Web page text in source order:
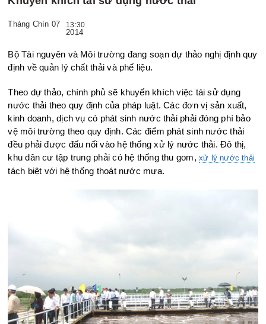
Tháng Chín 07 13:30
2014
Bộ Tài nguyên và Môi trường đang soạn dự thảo nghị định quy
định về quản lý chất thải và phế liệu.
Theo dự thảo, chính phủ sẽ khuyến khích việc tái sử dụng
nước thải theo quy định của pháp luật. Các đơn vị sản xuất,
kinh doanh, dịch vụ có phát sinh nước thải phải đóng phí bảo
vệ môi trường theo quy định. Các điểm phát sinh nước thải
đều phải được đấu nối vào hệ thống xử lý nước thải. Đô thị,
khu dân cư tập trung phải có hệ thống thu gom,xử lý nước thải
tách biệt với hệ thống thoát nước mưa.